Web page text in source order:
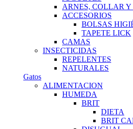
ARNES, COLLAR
ACCESORIOS
BOLSAS
TAPETE LICK
CAMAS
INSECTICIDAS
REPELENTES
NATURALES
Gatos
ALIMENTACION
HUMEDA
BRIT
DIETA
BRIT